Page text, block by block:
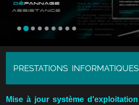
PRESTATIONS INFORMATIQUES
Mise à jour système d'exploitation